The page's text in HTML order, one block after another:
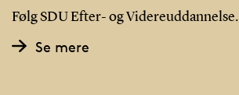
Følg SDU Efter- og Videreuddannelse.
Se mere